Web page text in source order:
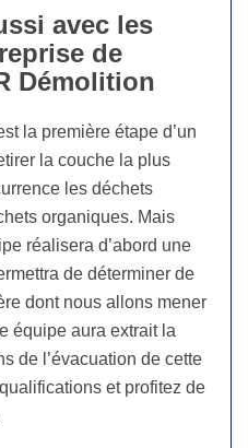
avec les
de
Démolition
la première étape d’un
la couche la plus
les déchets
organiques. Mais
réalisera d’abord une
de déterminer de
dont nous allons mener
équipe aura extrait la
de l’évacuation de cette
et profitez de